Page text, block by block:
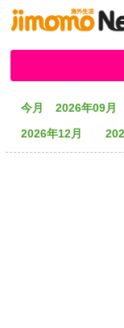
掲示板 タウン
今月 2026年09月
2026年12月